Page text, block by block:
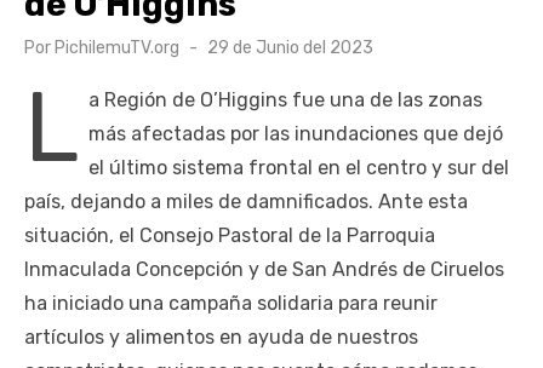
Por PichilemuTV.org
Publicado
29 de Junio del 2023
L a Región de O’Higgins fue una de las zonas
más afectadas por las inundaciones que dejó
el último sistema frontal en el centro y sur del
país, dejando a miles de damnificados. Ante esta
situación, el Consejo Pastoral de la Parroquia
Inmaculada Concepción y de San Andrés de Ciruelos
ha iniciado una campaña solidaria para reunir
artículos y alimentos en ayuda de nuestros